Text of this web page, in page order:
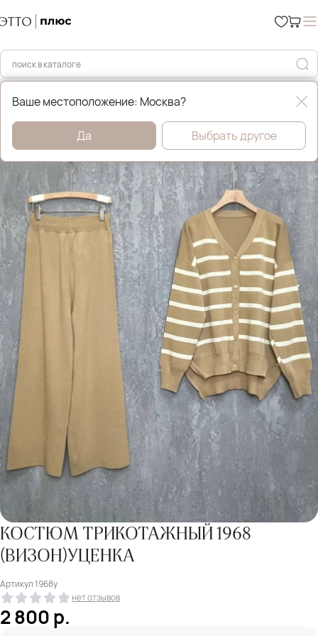
Главная Уценка %
КОСТЮМ ТРИКОТАЖНЫЙ 1968
(ВИЗОН)УЦЕНКА
Артикул1968у
нет отзывов
2 800р.
Ваше местоположение: Москва?
Да Выбрать другое